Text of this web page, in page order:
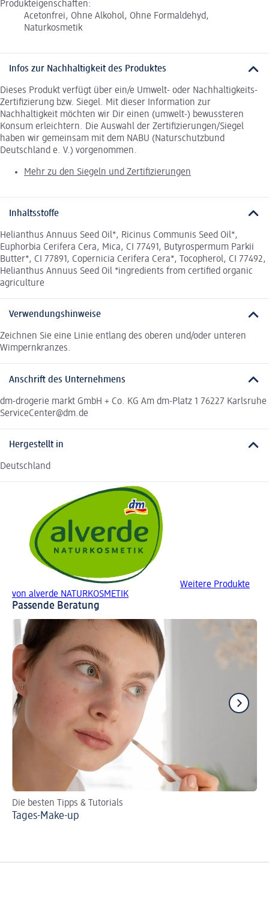
Produkteigenschaften:
Acetonfrei, Ohne Alkohol, Ohne Formaldehyd,
Naturkosmetik
Infos zur Nachhaltigkeit des Produktes
Dieses Produkt verfügt über ein/e Umwelt- oder Nachhaltigkeits-
Zertifizierung bzw. Siegel. Mit dieser Information zur
Nachhaltigkeit möchten wir Dir einen (umwelt-) bewussteren
Konsum erleichtern. Die Auswahl der Zertifizierungen/Siegel
haben wir gemeinsam mit dem NABU (Naturschutzbund
Deutschland e. V.) vorgenommen.
Mehr zu den Siegeln und Zertifizierungen
Inhaltsstoffe
Helianthus Annuus Seed Oil*, Ricinus Communis Seed Oil*,
Euphorbia Cerifera Cera, Mica, CI 77491, Butyrospermum Parkii
Butter*, CI 77891, Copernicia Cerifera Cera*, Tocopherol, CI 77492,
Helianthus Annuus Seed Oil *ingredients from certified organic
agriculture
Verwendungshinweise
Zeichnen Sie eine Linie entlang des oberen und/oder unteren
Wimpernkranzes.
Anschrift des Unternehmens
dm-drogerie markt GmbH + Co. KG Am dm-Platz 1 76227 Karlsruhe
ServiceCenter@dm.de
Hergestellt in
Deutschland
Weitere Produkte
von alverde NATURKOSMETIK
Passende Beratung
Die besten Tipps & Tutorials
Tages-Make-up